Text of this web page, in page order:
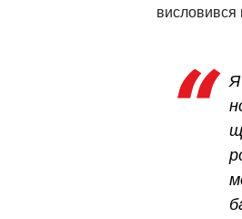
висловився
Я